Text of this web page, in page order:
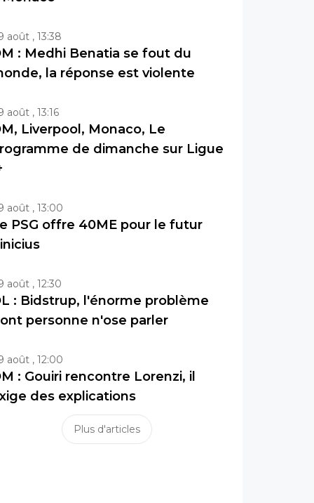
août , 13:38
: Medhi Benatia se fout du
la réponse est violente
août , 13:16
Liverpool, Monaco, Le
de dimanche sur Ligue
août , 13:00
PSG offre 40ME pour le futur
août , 12:30
: Bidstrup, l'énorme problème
personne n'ose parler
août , 12:00
: Gouiri rencontre Lorenzi, il
des explications
Plus d'articles